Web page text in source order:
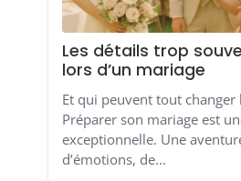
Les détails trop
lors d’un mariage
Et qui peuvent tout changer
Préparer son mariage est
exceptionnelle. Une
d’émotions, de...